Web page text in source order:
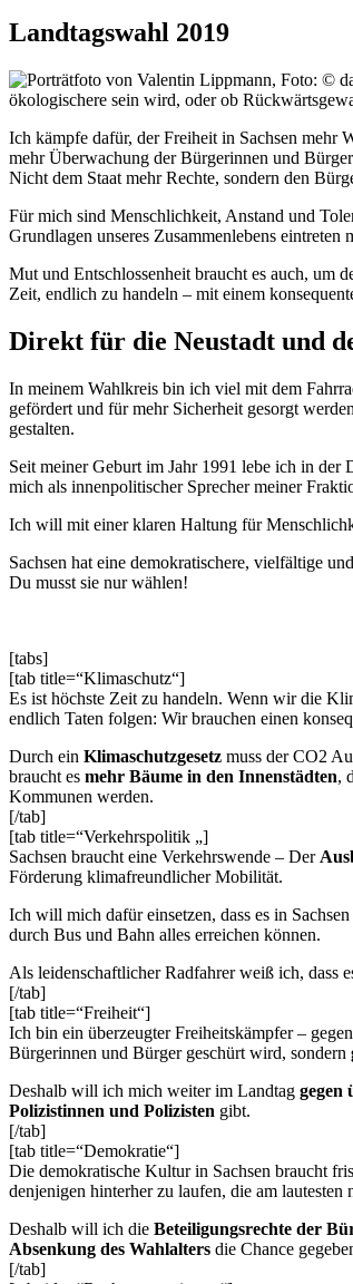
Landtagswahl 2019
ökologischere sein wird, oder ob
Ich kämpfe dafür, der Freiheit in Sachsen mehr
mehr Überwachung der Bürgerinnen und
Nicht dem Staat mehr Rechte, sondern den
Für mich sind Menschlichkeit, Anstand und
Grundlagen unseres Zusammenlebens eintreten
Mut und Entschlossenheit braucht es auch, um
Zeit, endlich zu handeln – mit einem
Direkt für die Neustadt und
In meinem Wahlkreis bin ich viel mit dem
gefördert und für mehr Sicherheit gesorgt
gestalten.
Seit meiner Geburt im Jahr 1991 lebe ich in der
mich als innenpolitischer Sprecher meiner
Ich will mit einer klaren Haltung für
Sachsen hat eine demokratischere, vielfältige
Du musst sie nur wählen!
[tabs]
[tab title=“Klimaschutz“]
Es ist höchste Zeit zu handeln. Wenn wir die
endlich Taten folgen: Wir brauchen einen
Durch ein Klimaschutzgesetz muss der CO2
braucht es mehr Bäume in den Innenstädten,
Kommunen werden.
[/tab]
[tab title=“Verkehrspolitik „]
Sachsen braucht eine Verkehrswende – Der
Förderung klimafreundlicher Mobilität.
Ich will mich dafür einsetzen, dass es in Sachsen
durch Bus und Bahn alles erreichen können.
Als leidenschaftlicher Radfahrer weiß ich, dass
[/tab]
[tab title=“Freiheit“]
Ich bin ein überzeugter Freiheitskämpfer –
Bürgerinnen und Bürger geschürt wird, sondern
Deshalb will ich mich weiter im Landtag gegen
Polizistinnen und Polizisten gibt.
[/tab]
[tab title=“Demokratie“]
Die demokratische Kultur in Sachsen braucht
denjenigen hinterher zu laufen, die am lautesten
Deshalb will ich die Beteiligungsrechte der
Absenkung des Wahlalters die Chance
[/tab]